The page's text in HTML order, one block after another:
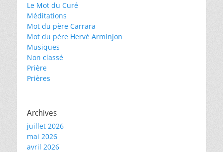
Le Mot du Curé
Méditations
Mot du père Carrara
Mot du père Hervé Arminjon
Musiques
Non classé
Prière
Prières
Archives
juillet 2026
mai 2026
avril 2026